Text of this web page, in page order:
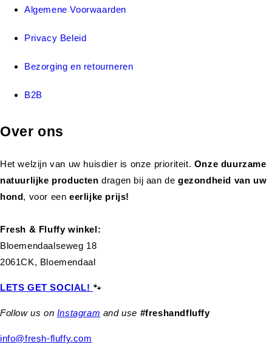
Algemene Voorwaarden
Privacy Beleid
Bezorging en retourneren
B2B
Over ons
Het welzijn van uw huisdier is onze prioriteit. Onze duurzame
natuurlijke productendragen bij aan de gezondheid van uw
hond, voor eeneerlijke prijs!
Fresh & Fluffy winkel:
Bloemendaalseweg 18
2061CK, Bloemendaal
LETS GET SOCIAL!🐾
Follow us on Instagram and use #freshandfluffy
info@fresh-fluffy.com